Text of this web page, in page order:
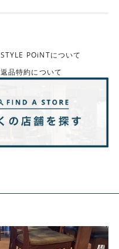
STYLE POiNTについて
返品特約について